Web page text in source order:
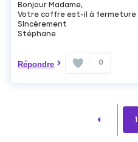
Bonjour Madame,
Votre coffre est-il à fermeture
SIncèrement
Stéphane
Répondre 0
1